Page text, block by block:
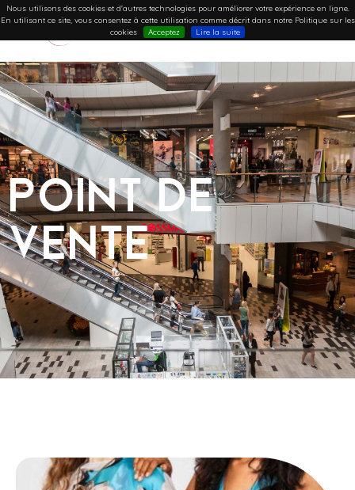
Nous utilisons des cookies et d'autres technologies pour améliorer votre expérience en ligne.
En utilisant ce site, vous consentez à cette utilisation comme décrit dans notre Politique sur les
cookies
Acceptez Lire la suite
Point de
vente